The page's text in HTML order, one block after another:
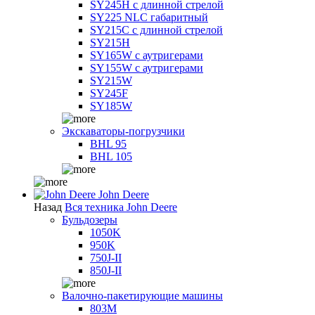
SY245H с длинной стрелой
SY225 NLC габаритный
SY215C с длинной стрелой
SY215H
SY165W с аутригерами
SY155W с аутригерами
SY215W
SY245F
SY185W
Экскаваторы-погрузчики
BHL 95
BHL 105
John Deere
Назад Вся техника John Deere
Бульдозеры
1050K
950K
750J-II
850J-II
Валочно-пакетирующие машины
803M